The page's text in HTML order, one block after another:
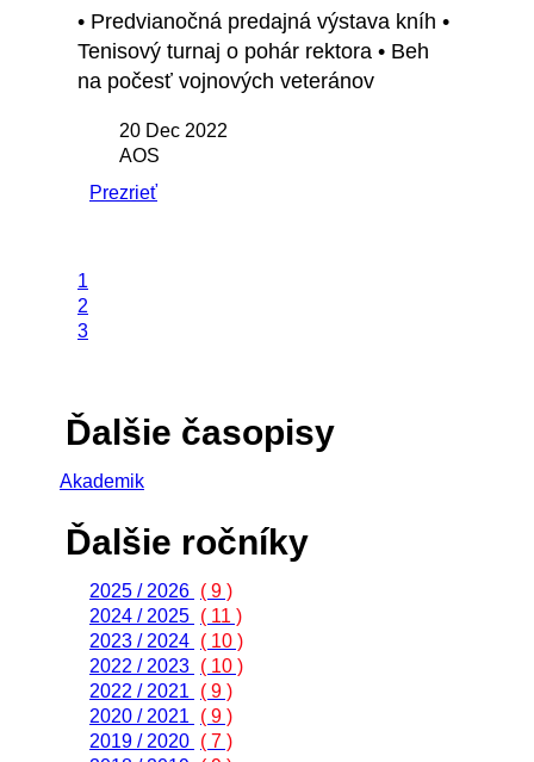
• Predvianočná predajná výstava kníh •
Tenisový turnaj o pohár rektora • Beh
na počesť vojnových veteránov
20 Dec 2022
AOS
Prezrieť
1
2
3
Ďalšie časopisy
Akademik
Ďalšie ročníky
2025 / 2026 ( 9 )
2024 / 2025 ( 11 )
2023 / 2024 ( 10 )
2022 / 2023 ( 10 )
2022 / 2021
( 9 )
2020 / 2021
( 9 )
2019 / 2020 ( 7 )